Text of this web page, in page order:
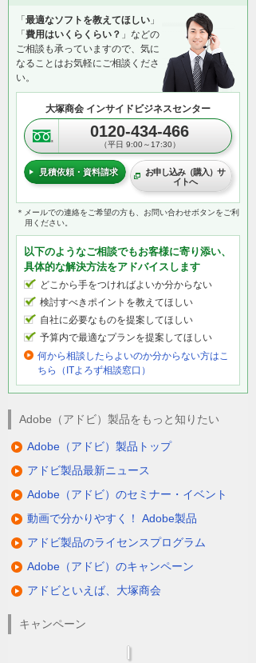
「 最適なソフトを教えてほしい 」
「 費用はいくらくらい？ 」などの
ご相談も承っていますので、気に
なることはお気軽にご相談くださ
い。
大塚商会 インサイドビジネスセンター
0120-434-466
（平日 9:00～17:30）
見積依頼・資料請求
お申し込み（購入）サ
イトへ
＊メールでの連絡をご希望の方も、お問い合わせボタンをご利
用ください。
以下のようなご相談でもお客様に寄り添い、
具体的な解決方法をアドバイスします
どこから手をつければよいか分からない
検討すべきポイントを教えてほしい
自社に必要なものを提案してほしい
予算内で最適なプランを提案してほしい
何から相談したらよいのか分からない方はこ
ちら（ITよろず相談窓口）
Adobe（アドビ）製品をもっと知りたい
Adobe（アドビ）製品トップ
アドビ製品最新ニュース
Adobe（アドビ）のセミナー・イベント
動画で分かりやすく！ Adobe製品
アドビ製品のライセンスプログラム
Adobe（アドビ）のキャンペーン
アドビといえば、大塚商会
キャンペーン